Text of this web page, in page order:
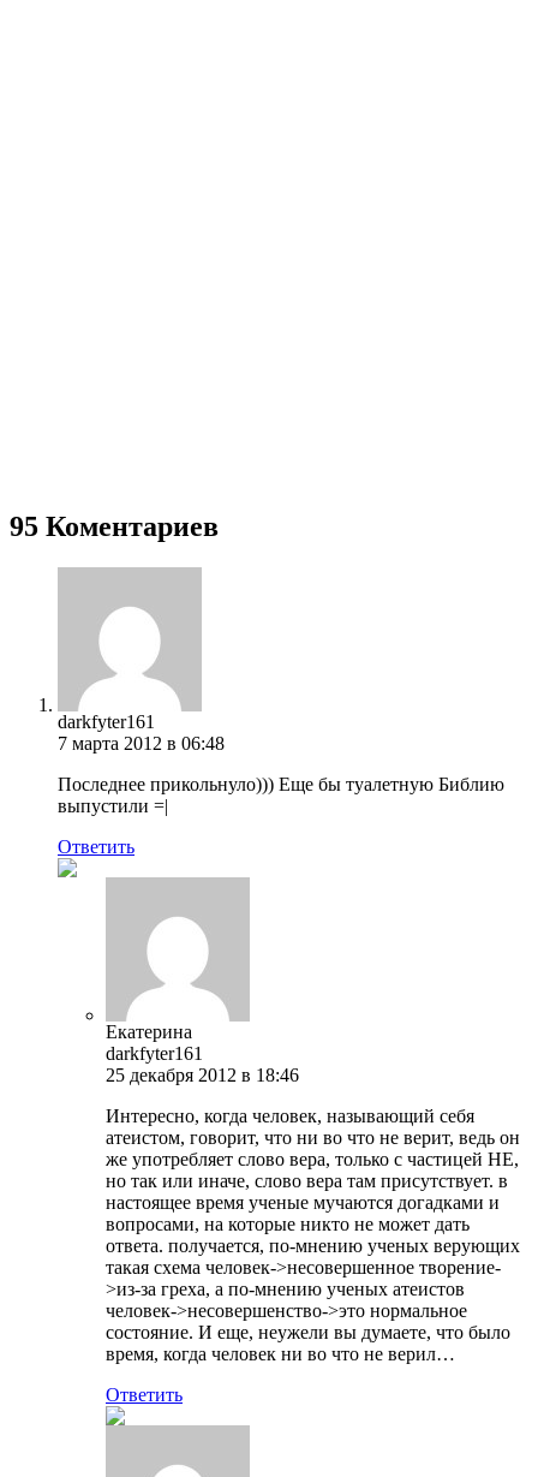
95 Коментариев
darkfyter161
7 марта 2012 в 06:48
Последнее прикольнуло))) Еще бы туалетную Библию
выпустили =|
Ответить
Екатерина
darkfyter161
25 декабря 2012 в 18:46
Интересно, когда человек, называющий себя
атеистом, говорит, что ни во что не верит, ведь он
же употребляет слово вера, только с частицей НЕ,
но так или иначе, слово вера там присутствует. в
настоящее время ученые мучаются догадками и
вопросами, на которые никто не может дать
ответа. получается, по-мнению ученых верующих
такая схема человек->несовершенное творение-
>из-за греха, а по-мнению ученых атеистов
человек->несовершенство->это нормальное
состояние. И еще, неужели вы думаете, что было
время, когда человек ни во что не верил…
Ответить